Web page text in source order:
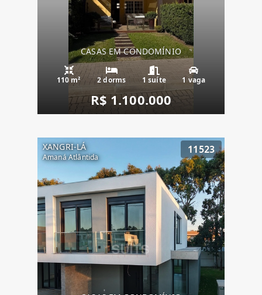
CASAS EM CONDOMÍNIO
110 m² 2 dorms 1 suíte 1 vaga
R$ 1.100.000
XANGRI-LÁ
Amaná Atlântida
11523